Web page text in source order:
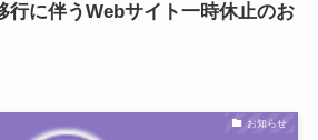
行に伴うWebサイト一時休止のお
お知らせ